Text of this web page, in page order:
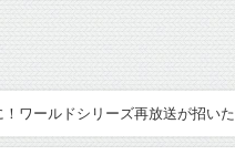
ワールドシリーズ再放送が招い